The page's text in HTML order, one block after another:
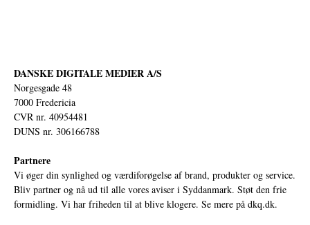
DANSKE DIGITALE MEDIER A/S
Norgesgade 48
7000 Fredericia
CVR nr. 40954481
DUNS nr. 306166788
Partnere
Vi øger din synlighed og værdiforøgelse af brand, produkter og service.
Bliv partner og nå ud til alle vores aviser i Syddanmark. Støt den frie
formidling. Vi har friheden til at blive klogere. Se mere på dkq.dk.